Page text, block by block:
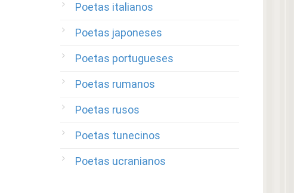
Poetas italianos
Poetas japoneses
Poetas portugueses
Poetas rumanos
Poetas rusos
Poetas tunecinos
Poetas ucranianos